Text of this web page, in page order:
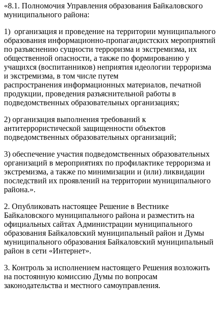
«8.1. Полномочия Управления образования Байкаловского
муниципального района:
1) организация и проведение на территории муниципального
образования информационно-пропагандистских мероприятий
по разъяснению сущности терроризма и экстремизма, их
общественной опасности, а также по формированию у
учащихся (воспитанников) неприятия идеологии терроризма
и экстремизма, в том числе путем
распространения информационных материалов, печатной
продукции, проведения разъяснительной работы в
подведомственных образовательных организациях;
2) организация выполнения требований к
антитеррористической защищенности объектов
подведомственных образовательных организаций;
3) обеспечение участия подведомственных образовательных
организаций в мероприятиях по профилактике терроризма и
экстремизма, а также по минимизации и (или) ликвидации
последствий их проявлений на территории муниципального
района.».
2. Опубликовать настоящее Решение в Вестнике
Байкаловского муниципального района и разместить на
официальных сайтах Администрации муниципального
образования Байкаловский муниципальный район и Думы
муниципального образования Байкаловский муниципальный
район в сети «Интернет».
3. Контроль за исполнением настоящего Решения возложить
на постоянную комиссию Думы по вопросам
законодательства и местного самоуправления.